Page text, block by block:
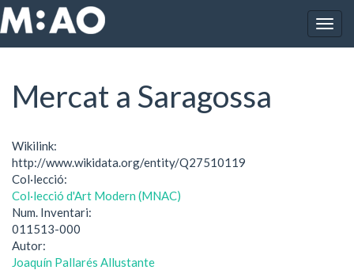
Vés al contingut
Inici Mercat a Saragossa
Mercat a Saragossa
Wikilink:
http://www.wikidata.org/entity/Q27510119
Col·lecció:
Col·lecció d'Art Modern (MNAC)
Num. Inventari:
011513-000
Autor:
Joaquín Pallarés Allustante